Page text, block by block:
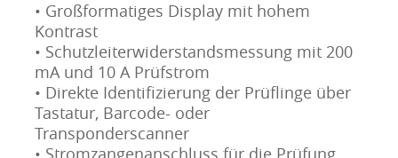
• Großformatiges Display mit hohem
Kontrast
• Schutzleiterwiderstandsmessung mit 200
mA und 10 A Prüfstrom
• Direkte Identifizierung der Prüflinge über
Tastatur, Barcode- oder
Transponderscanner